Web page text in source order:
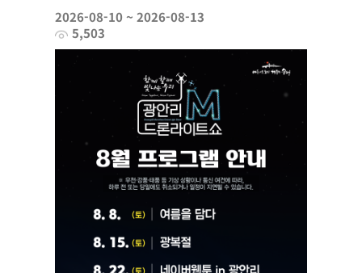
2026-08-10 ~ 2026-08-13
5,503